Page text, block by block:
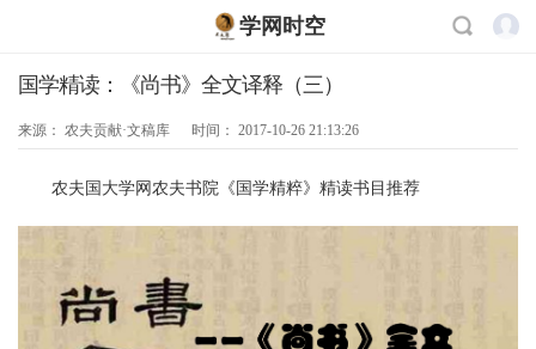
学网时空
国学精读：《尚书》全文译释（三）
来源： 农夫贡献·文稿库 时间： 2017-10-26 21:13:26
农夫国大学网农夫书院《国学精粹》精读书目推荐